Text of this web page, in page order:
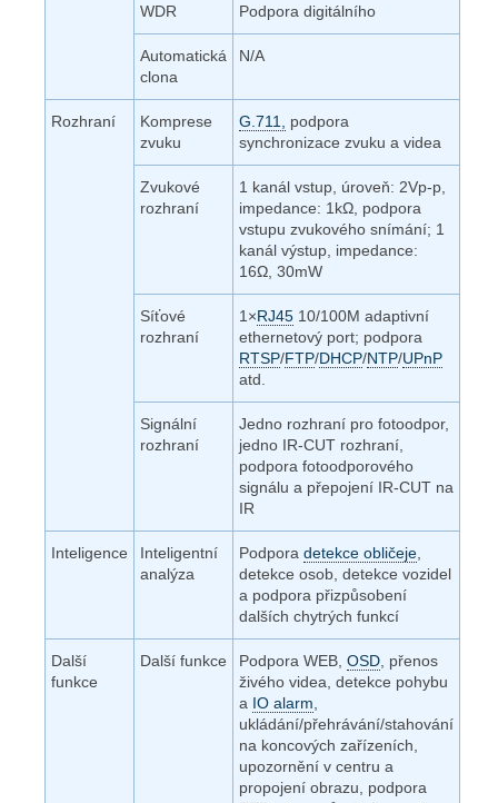
WDR Podpora digitálního
Automatická
clona
N/A
Rozhraní
Komprese
zvuku
G.711,
podpora
synchronizace zvuku a videa
Zvukové
rozhraní
1 kanál vstup, úroveň: 2Vp-p,
impedance: 1kΩ, podpora
vstupu zvukového snímání; 1
kanál výstup, impedance:
16Ω, 30mW
Síťové
rozhraní
1×RJ45 10/100M adaptivní
ethernetový port; podpora
RTSP/FTP/DHCP/NTP/UPnP
atd.
Signální
rozhraní
Jedno rozhraní pro fotoodpor,
jedno IR-CUT rozhraní,
podpora fotoodporového
signálu a přepojení IR-CUT na
IR
Inteligence
Inteligentní
analýza
Podpora detekce obličeje
detekce osob, detekce vozidel
a podpora přizpůsobení
dalších chytrých funkcí
Další
funkce
Další funkce Podpora WEB, OSD , přenos
živého videa, detekce pohybu
a IO alarm
ukládání/přehrávání/stahování
na koncových zařízeních,
upozornění v centru a
propojení obrazu, podpora